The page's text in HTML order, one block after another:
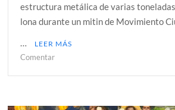
estructura metálica de varias
lona durante un mitin de Movimiento
LEER MÁS
Comentaren